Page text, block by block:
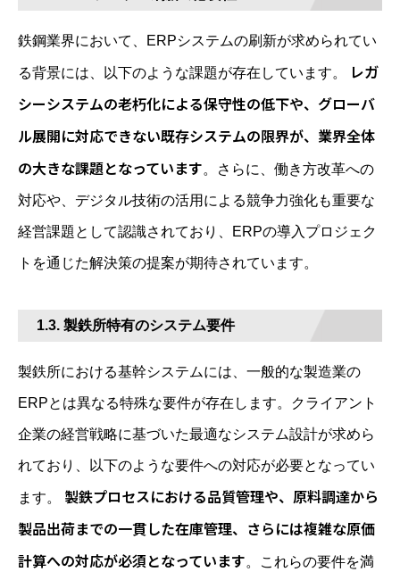
鉄鋼業界において、ERPシステムの刷新が求められてい
る背景には、以下のような課題が存在しています。
レガ
シーシステムの老朽化による保守性の低下や、グローバ
ル展開に対応できない既存システムの限界が、業界全体
の大きな課題となっています。さらに、働き方改革への
対応や、デジタル技術の活用による競争力強化も重要な
経営課題として認識されており、ERPの導入プロジェク
トを通じた解決策の提案が期待されています。
1.3. 製鉄所特有のシステム要件
製鉄所における基幹システムには、一般的な製造業の
ERPとは異なる特殊な要件が存在します。クライアント
企業の経営戦略に基づいた最適なシステム設計が求めら
れており、以下のような要件への対応が必要となってい
ます。 製鉄プロセスにおける品質管理や、原料調達から
製品出荷までの一貫した在庫管理、さらには複雑な原価
計算への対応が必須となっています。これらの要件を満